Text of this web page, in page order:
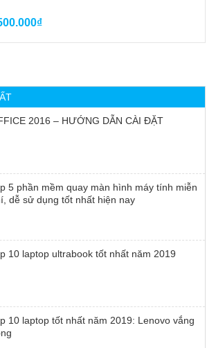
₫Giá
2016 – HƯỚNG DẪN CÀI ĐẶT
5 phần mềm quay màn hình máy tính miễn
dễ sử dụng tốt nhất hiện nay
10 laptop ultrabook tốt nhất năm 2019
10 laptop tốt nhất năm 2019: Lenovo vắng